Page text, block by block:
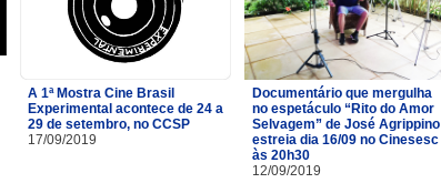
A 1ª Mostra Cine Brasil
Experimental acontece de 24 a
29 de setembro, no CCSP
17/09/2019
Documentário que mergulha
no espetáculo “Rito do Amor
Selvagem” de José Agrippino
estreia dia 16/09 no Cinesesc
às 20h30
12/09/2019